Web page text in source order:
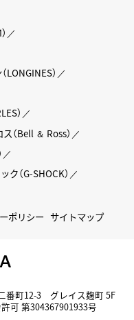
LONGINES）
）
（Bell ＆ Ross）
ク（G-SHOCK）
ポリシー サイトマップ
番町12-3 グレイス麹町 5F
可 第304367901933号